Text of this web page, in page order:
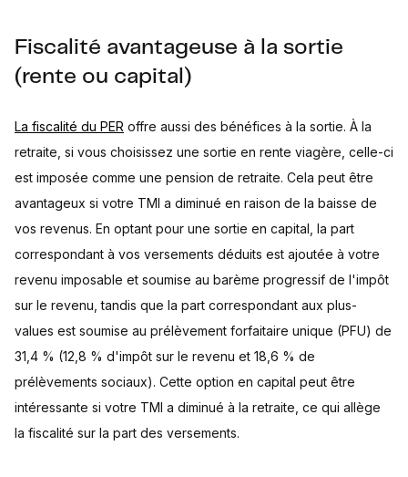
Fiscalité avantageuse à la sortie
(rente ou capital)
La fiscalité du PER offre aussi des bénéfices à la sortie. À la
retraite, si vous choisissez une sortie en rente viagère, celle-ci
est imposée comme une pension de retraite. Cela peut être
avantageux si votre TMI a diminué en raison de la baisse de
vos revenus. En optant pour une sortie en capital, la part
correspondant à vos versements déduits est ajoutée à votre
revenu imposable et soumise au barème progressif de l'impôt
sur le revenu, tandis que la part correspondant aux plus-
values est soumise au prélèvement forfaitaire unique (PFU) de
31,4 % (12,8 % d'impôt sur le revenu et 18,6 % de
prélèvements sociaux). Cette option en capital peut être
intéressante si votre TMI a diminué à la retraite, ce qui allège
la fiscalité sur la part des versements.